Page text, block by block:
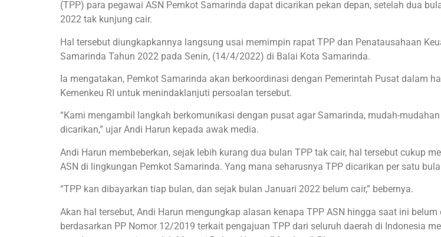
(TPP) para pegawai ASN Pemkot Samarinda dapat dicarikan pekan depan, setelah dua
2022 tak kunjung cair.
Hal tersebut diungkapkannya langsung usai memimpin rapat TPP dan Penatausahaan
Samarinda Tahun 2022 pada Senin, (14/4/2022) di Balai Kota Samarinda.
Ia mengatakan, Pemkot Samarinda akan berkoordinasi dengan Pemerintah Pusat dalam
Kemenkeu RI untuk menindaklanjuti persoalan tersebut.
“Kami mengambil langkah berkomunikasi dengan pusat agar Samarinda, mudah-
dicarikan,” ujar Andi Harun kepada awak media.
Andi Harun membeberkan, sejak lebih kurang dua bulan TPP tak cair, hal tersebut cukup
ASN di lingkungan Pemkot Samarinda. Yang mana seharusnya TPP dicarikan per satu
“TPP kan dibayarkan tiap bulan, dan sejak bulan Januari 2022 belum cair,” bebernya.
Akan hal tersebut, Andi Harun mengungkap alasan kenapa TPP ASN hingga saat ini
berdasarkan PP Nomor 12/2019 terkait pengajuan TPP dari seluruh daerah di Indonesia